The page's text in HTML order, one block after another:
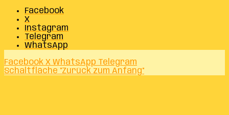
Facebook
X
Instagram
Telegram
WhatsApp
Facebook X WhatsApp Telegram
Schaltfläche "Zurück zum Anfang"